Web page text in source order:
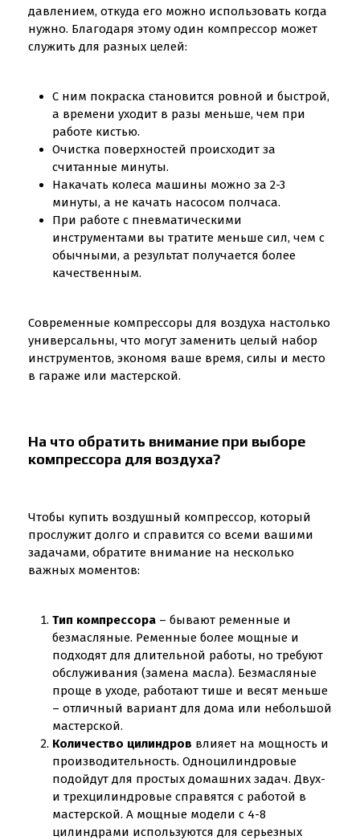
давлением, откуда его можно использовать когда
нужно. Благодаря этому один компрессор может
служить для разных целей:
С ним покраска становится ровной и быстрой,
а времени уходит в разы меньше, чем при
работе кистью.
Очистка поверхностей происходит за
считанные минуты.
Накачать колеса машины можно за 2-3
минуты, а не качать насосом полчаса.
При работе с пневматическими
инструментами вы тратите меньше сил, чем с
обычными, а результат получается более
качественным.
Современные компрессоры для воздуха настолько
универсальны, что могут заменить целый набор
инструментов, экономя ваше время, силы и место
в гараже или мастерской.
На что обратить внимание при выборе
компрессора для воздуха?
Чтобы купить воздушный компрессор, который
прослужит долго и справится со всеми вашими
задачами, обратите внимание на несколько
важных моментов:
Тип компрессора – бывают ременные и
безмасляные. Ременные более мощные и
подходят для длительной работы, но требуют
обслуживания (замена масла). Безмасляные
проще в уходе, работают тише и весят меньше
– отличный вариант для дома или небольшой
мастерской.
Количество цилиндров влияет на мощность и
производительность. Одноцилиндровые
подойдут для простых домашних задач. Двух-
и трехцилиндровые справятся с работой в
мастерской. А мощные модели с 4-8
цилиндрами используются для серьезных